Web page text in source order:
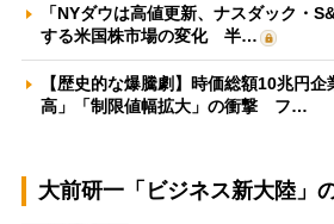
「NYダウは高値更新、ナスダック・
する米国株市場の変化 半…
【歴史的な爆騰劇】時価総額10兆円
高」「制限値幅拡大」の衝撃 フ…
大前研一「ビジネス新大陸」